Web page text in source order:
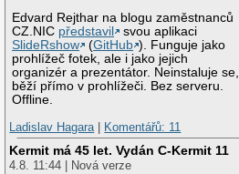
Edvard Rejthar na blogu zaměstnanců
CZ.NIC představil
svou aplikaci
SlideRshow
(GitHub ). Funguje jako
prohlížeč fotek, ale i jako jejich
organizér a prezentátor. Neinstaluje se,
běží přímo v prohlížeči. Bez serveru.
Offline.
Ladislav Hagara | Komentářů: 11
Kermit má 45 let. Vydán C-Kermit 11
4.8. 11:44 | Nová verze